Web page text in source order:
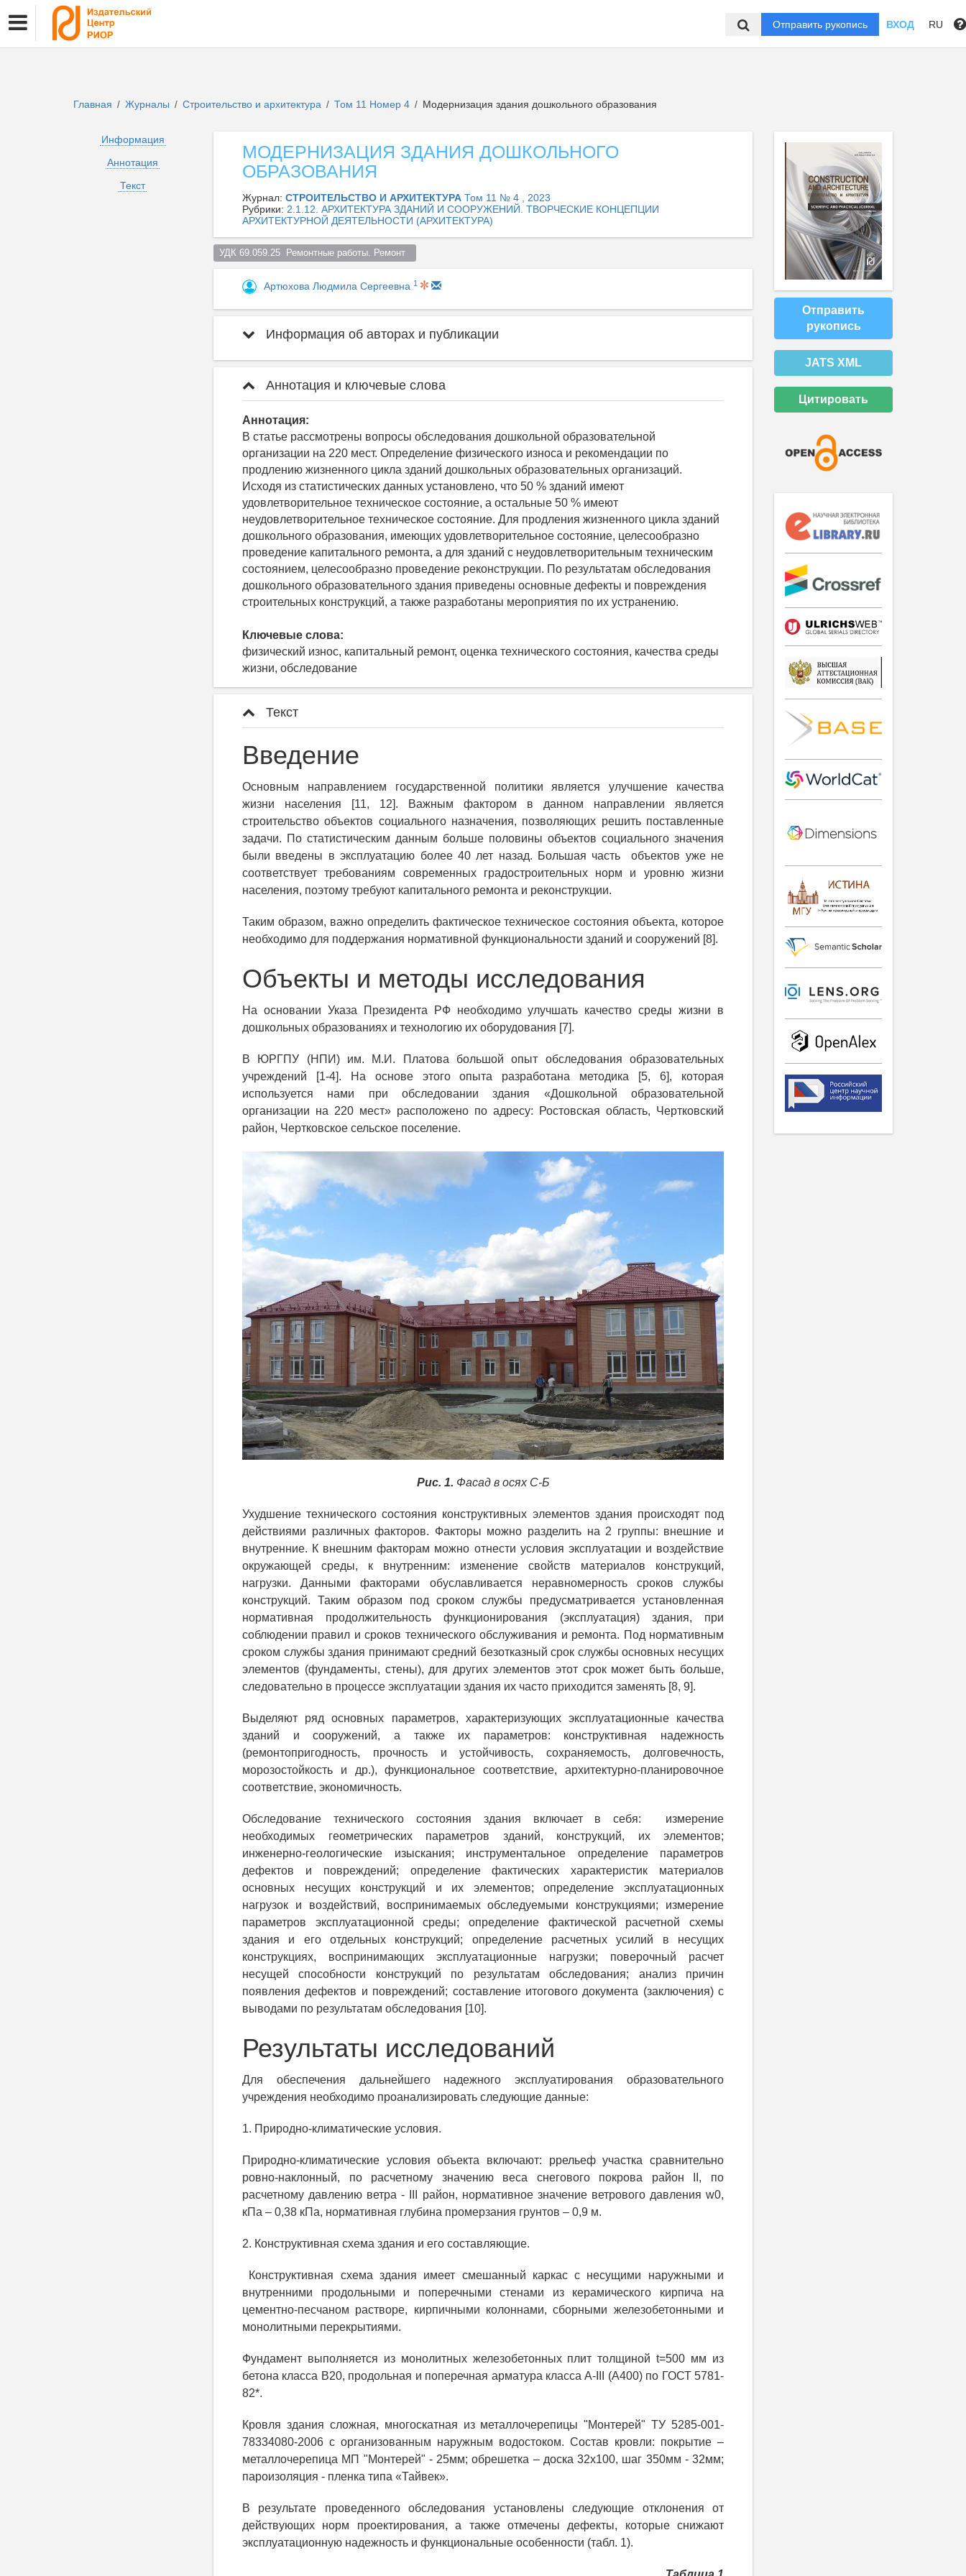
Отправить рукопись ВХОД RU
Главная / Журналы / Строительство и архитектура / Том 11 Номер 4 / Модернизация здания дошкольного образования
Информация
Аннотация
Текст
МОДЕРНИЗАЦИЯ ЗДАНИЯ ДОШКОЛЬНОГО
ОБРАЗОВАНИЯ
Журнал: СТРОИТЕЛЬСТВО И АРХИТЕКТУРА Том 11 № 4 , 2023
Рубрики: 2.1.12. АРХИТЕКТУРА ЗДАНИЙ И СООРУЖЕНИЙ. ТВОРЧЕСКИЕ КОНЦЕПЦИИ
АРХИТЕКТУРНОЙ ДЕЯТЕЛЬНОСТИ (АРХИТЕКТУРА)
УДК 69.059.25  Ремонтные работы. Ремонт
Артюхова Людмила Сергеевна 1
Информация об авторах и публикации
Аннотация и ключевые слова
Аннотация:
В статье рассмотрены вопросы обследования дошкольной образовательной
организации на 220 мест. Определение физического износа и рекомендации по
продлению жизненного цикла зданий дошкольных образовательных организаций.
Исходя из статистических данных установлено, что 50 % зданий имеют
удовлетворительное техническое состояние, а остальные 50 % имеют
неудовлетворительное техническое состояние. Для продления жизненного цикла зданий
дошкольного образования, имеющих удовлетворительное состояние, целесообразно
проведение капитального ремонта, а для зданий с неудовлетворительным техническим
состоянием, целесообразно проведение реконструкции. По результатам обследования
дошкольного образовательного здания приведены основные дефекты и повреждения
строительных конструкций, а также разработаны мероприятия по их устранению.
Ключевые слова:
физический износ, капитальный ремонт, оценка технического состояния, качества среды
жизни, обследование
Текст
Введение
Основным направлением государственной политики является улучшение качества
жизни населения [11, 12]. Важным фактором в данном направлении является
строительство объектов социального назначения, позволяющих решить поставленные
задачи. По статистическим данным больше половины объектов социального значения
были введены в эксплуатацию более 40 лет назад. Большая часть объектов уже не
соответствует требованиям современных градостроительных норм и уровню жизни
населения, поэтому требуют капитального ремонта и реконструкции.
Таким образом, важно определить фактическое техническое состояния объекта, которое
необходимо для поддержания нормативной функциональности зданий и сооружений [8].
Объекты и методы исследования
На основании Указа Президента РФ необходимо улучшать качество среды жизни в
дошкольных образованиях и технологию их оборудования [7].
В ЮРГПУ (НПИ) им. М.И. Платова большой опыт обследования образовательных
учреждений [1-4]. На основе этого опыта разработана методика [5, 6], которая
используется нами при обследовании здания «Дошкольной образовательной
организации на 220 мест» расположено по адресу: Ростовская область, Чертковский
район, Чертковское сельское поселение.
Рис. 1. Фасад в осях С-Б
Ухудшение технического состояния конструктивных элементов здания происходят под
действиями различных факторов. Факторы можно разделить на 2 группы: внешние и
внутренние. К внешним факторам можно отнести условия эксплуатации и воздействие
окружающей среды, к внутренним: изменение свойств материалов конструкций,
нагрузки. Данными факторами обуславливается неравномерность сроков службы
конструкций. Таким образом под сроком службы предусматривается установленная
нормативная продолжительность функционирования (эксплуатация) здания, при
соблюдении правил и сроков технического обслуживания и ремонта. Под нормативным
сроком службы здания принимают средний безотказный срок службы основных несущих
элементов (фундаменты, стены), для других элементов этот срок может быть больше,
следовательно в процессе эксплуатации здания их часто приходится заменять [8, 9].
Выделяют ряд основных параметров, характеризующих эксплуатационные качества
зданий и сооружений, а также их параметров: конструктивная надежность
(ремонтопригодность, прочность и устойчивость, сохраняемость, долговечность,
морозостойкость и др.), функциональное соответствие, архитектурно-планировочное
соответствие, экономичность.
Обследование технического состояния здания включает в себя: измерение
необходимых геометрических параметров зданий, конструкций, их элементов;
инженерно-геологические изыскания; инструментальное определение параметров
дефектов и повреждений; определение фактических характеристик материалов
основных несущих конструкций и их элементов; определение эксплуатационных
нагрузок и воздействий, воспринимаемых обследуемыми конструкциями; измерение
параметров эксплуатационной среды; определение фактической расчетной схемы
здания и его отдельных конструкций; определение расчетных усилий в несущих
конструкциях, воспринимающих эксплуатационные нагрузки; поверочный расчет
несущей способности конструкций по результатам обследования; анализ причин
появления дефектов и повреждений; составление итогового документа (заключения) с
выводами по результатам обследования [10].
Результаты исследований
Для обеспечения дальнейшего надежного эксплуатирования образовательного
учреждения необходимо проанализировать следующие данные:
1. Природно-климатические условия.
Природно-климатические условия объекта включают: ррельеф участка сравнительно
ровно-наклонный, по расчетному значению веса снегового покрова район II, по
расчетному давлению ветра - III район, нормативное значение ветрового давления w0,
кПа – 0,38 кПа, нормативная глубина промерзания грунтов – 0,9 м.
2. Конструктивная схема здания и его составляющие.
Конструктивная схема здания имеет смешанный каркас с несущими наружными и
внутренними продольными и поперечными стенами из керамического кирпича на
цементно-песчаном растворе, кирпичными колоннами, сборными железобетонными и
монолитными перекрытиями.
Фундамент выполняется из монолитных железобетонных плит толщиной t=500 мм из
бетона класса В20, продольная и поперечная арматура класса А-III (A400) по ГОСТ 5781-
82*.
Кровля здания сложная, многоскатная из металлочерепицы "Монтерей" ТУ 5285-001-
78334080-2006 с организованным наружным водостоком. Состав кровли: покрытие –
металлочерепица МП "Монтерей" - 25мм; обрешетка – доска 32х100, шаг 350мм - 32мм;
пароизоляция - пленка типа «Тайвек».
В результате проведенного обследования установлены следующие отклонения от
действующих норм проектирования, а также отмечены дефекты, которые снижают
эксплуатационную надежность и функциональные особенности (табл. 1).
Отправить
рукопись
JATS XML
Цитировать